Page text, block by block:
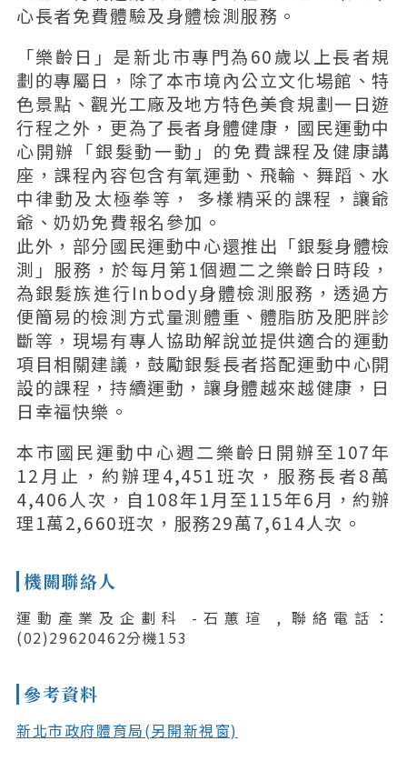
心長者免費體驗及身體檢測服務。
「樂齡日」是新北市專門為60歲以上長者規
劃的專屬日，除了本市境內公立文化場館、特
色景點、觀光工廠及地方特色美食規劃一日遊
行程之外，更為了長者身體健康，國民運動中
心開辦「銀髮動一動」的免費課程及健康講
座，課程內容包含有氧運動、飛輪、舞蹈、水
中律動及太極拳等， 多樣精采的課程，讓爺
爺、奶奶免費報名參加。
此外，部分國民運動中心還推出「銀髮身體檢
測」服務，於每月第1個週二之樂齡日時段，
為銀髮族進行Inbody身體檢測服務，透過方
便簡易的檢測方式量測體重、體脂肪及肥胖診
斷等，現場有專人協助解說並提供適合的運動
項目相關建議，鼓勵銀髮長者搭配運動中心開
設的課程，持續運動，讓身體越來越健康，日
日幸福快樂。
本市國民運動中心週二樂齡日開辦至107年
12月止，約辦理4,451班次，服務長者8萬
4,406人次，自108年1月至115年6月，約辦
理1萬2,660班次，服務29萬7,614人次。
機關聯絡人
運動產業及企劃科 -石蕙瑄 , 聯絡電話：
(02)29620462分機153
參考資料
新北市政府體育局(另開新視窗)